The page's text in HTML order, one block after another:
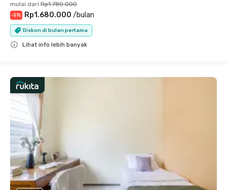
mulai dari Rp1.780.000
-5% Rp1.680.000 /bulan
Diskon di bulan pertama
Lihat info lebih banyak